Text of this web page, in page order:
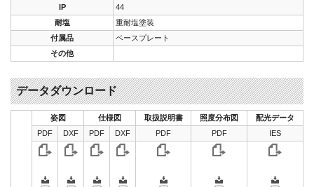
IP
44
耐塩
重耐塩塗装
付属品
ベースプレート
その他
データダウンロード
姿図 仕様図 取扱説明書 照度分布図
配光データ
PDF
DXF PDF DXF PDF PDF IES